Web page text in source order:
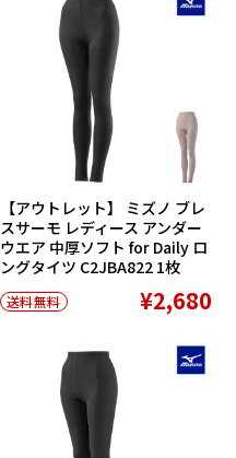
SALE
【アウトレット】 ミズノ ブレ
スサーモ レディース アンダー
ウエア 中厚ソフト for Daily ロ
ングタイツ C2JBA822 1枚
送料無料 ¥2,680
SALE